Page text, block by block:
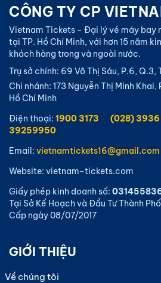
CÔNG TY CP
Vietnam Tickets - Đại lý vé máy bay
tại TP. Hồ Chí Minh, với hơn 15 năm
khách hàng trong và ngoài nước.
Trụ sở chính: 69 Võ Thị Sáu, P.6, Q.3,
Chi nhánh: 173 Nguyễn Thị Minh Khai,
Hồ Chí Minh
Điện thoại: 1900 3173 (028)
39259950
Email: vietnamtickets16@gmail.com
Website: vietnam-tickets.com
Giấy phép kinh doanh số:
Tại Sở Kế Hoạch và Đầu Tư Thành
Cấp ngày 08/07/2017
GIỚI THIỆU
Về chúng tôi